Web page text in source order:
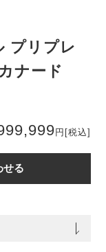
プリプレ
ナード
円 [税込]
せる